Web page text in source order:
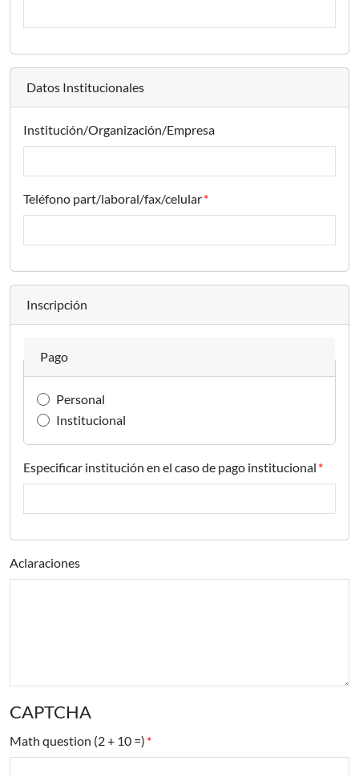
Datos Institucionales
Institución/Organización/Empresa
Teléfono part/laboral/fax/celular
Inscripción
Pago
Personal
Institucional
Especificar institución en el caso de pago institucional
Aclaraciones
CAPTCHA
Math question (2 + 10 =)